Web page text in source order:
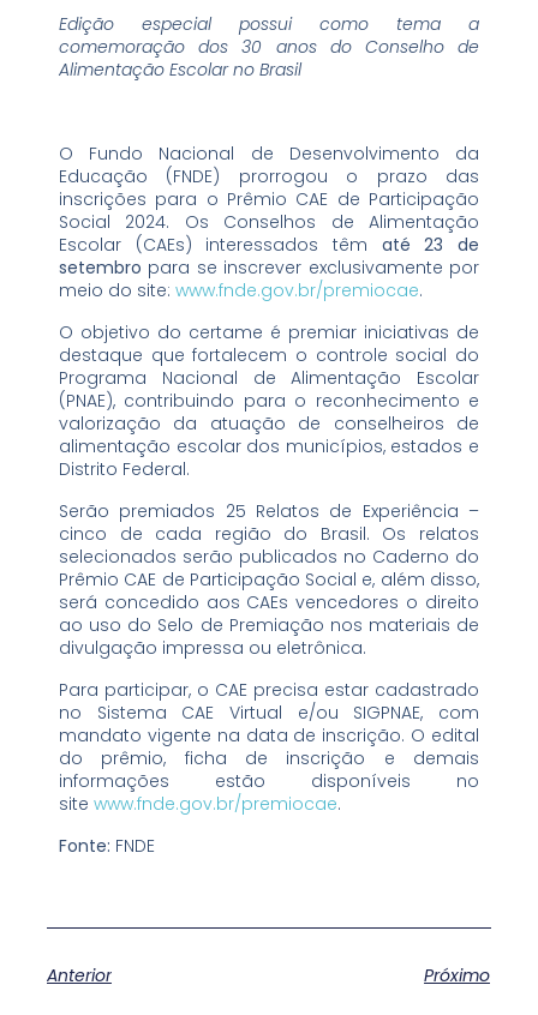
Edição especial possui como tema a
comemoração dos 30 anos do Conselho de
Alimentação Escolar no Brasil
O Fundo Nacional de Desenvolvimento da
Educação (FNDE) prorrogou o prazo das
inscrições para o Prêmio CAE de Participação
Social 2024. Os Conselhos de Alimentação
Escolar (CAEs) interessados têm até 23 de
setembro para se inscrever exclusivamente por
meio do site: www.fnde.gov.br/premiocae.
O objetivo do certame é premiar iniciativas de
destaque que fortalecem o controle social do
Programa Nacional de Alimentação Escolar
(PNAE), contribuindo para o reconhecimento e
valorização da atuação de conselheiros de
alimentação escolar dos municípios, estados e
Distrito Federal.
Serão premiados 25 Relatos de Experiência –
cinco de cada região do Brasil. Os relatos
selecionados serão publicados no Caderno do
Prêmio CAE de Participação Social e, além disso,
será concedido aos CAEs vencedores o direito
ao uso do Selo de Premiação nos materiais de
divulgação impressa ou eletrônica.
Para participar, o CAE precisa estar cadastrado
no Sistema CAE Virtual e/ou SIGPNAE, com
mandato vigente na data de inscrição. O edital
do prêmio, ficha de inscrição e demais
informações estão disponíveis no
site www.fnde.gov.br/premiocae.
Fonte: FNDE
Anterior Próximo